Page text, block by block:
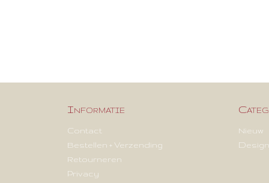
Informatie
Contact
Bestellen + Verzending
Retourneren
Privacy
Nieuw